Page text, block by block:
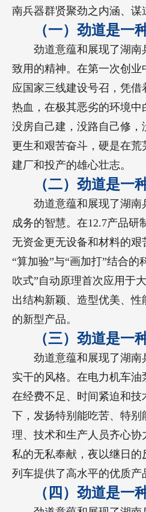
南兵器群贤聚劲之内涵、谋
（一）劲道是一
劲道意蕴和展现了湖
致用的精神。在第一次创业
应国家三线建设号召，凭
热血，在极其恶劣的环境中
没房自己建，没路自己修，
更生和艰苦奋斗，硬是在
建厂和投产的雄心壮志。
（二）劲道是一
劲道意蕴和展现了湖南
成务的智慧。在12.7产品研
无资金更无设备和材料的
“算加验”与“画加打”结合的
吹式”自动原理首次应用于
出结构新颖、造型优美、
的新型产品。
（三）劲道是一
劲道意蕴和展现了湖南
实干的风格。在电力机车油
在经费不足、时间紧迫和
下，发扬特别能吃苦、特别
理、技术和生产人员齐心
私的无私奉献，夜以继日的
列车提供了高水平的优质产
（四）劲道是一